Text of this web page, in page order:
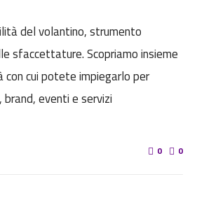
del volantino, strumento
sfaccettature. Scopriamo insieme
cui potete impiegarlo per
eventi e servizi
0
0